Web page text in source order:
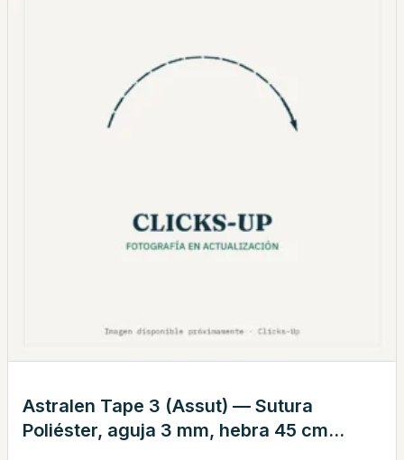
Astralen Tape 3 (Assut) — Sutura
Poliéster, aguja 3 mm, hebra 45 cm